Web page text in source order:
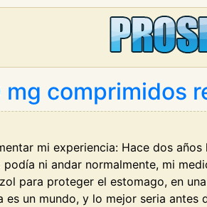
mg comprimidos
mi experiencia: Hace dos
ni andar normalmente, mi
para proteger el estomago, en
es un mundo, y lo mejor seria